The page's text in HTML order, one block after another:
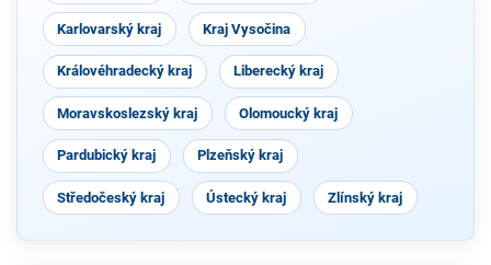
Karlovarský kraj Kraj Vysočina
Královéhradecký kraj Liberecký kraj
Moravskoslezský kraj Olomoucký kraj
Pardubický kraj Plzeňský kraj
Středočeský kraj Ústecký kraj Zlínský kraj